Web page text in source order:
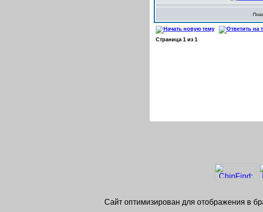
Страница 1из 1
Сайт оптимизирован для отображения в